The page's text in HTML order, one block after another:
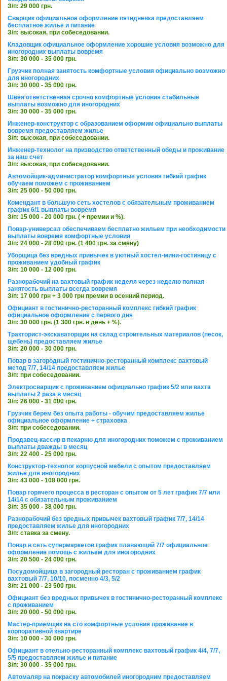
З/п: 29 000 грн.
Сварщик официальное оформление пятидневка предоставляем
бесплатное жилье и питание
З/п: высокая, при собеседовании.
Кладовщик официальное оформление хорошие условия возможно для
иногородних выплаты вовремя
З/п: 30 000 - 35 000 грн.
Грузчик полная занятость комфортные условия официально возможно
для иногородних
З/п: 30 000 - 35 000 грн.
Швея ответственная срочно комфортные условия стабильные
выплаты возможно для иногородних
З/п: 30 000 - 35 000 грн.
Инженер-конструктор с образованием оформим официально выплаты
вовремя предоставляем жилье
З/п: высокая, при собеседовании.
Инженер-технолог на призводство ответственный обеды и проживание
за наш счет
З/п: высокая, при собеседовании.
Автомойщик-администратор комфортные условия гибкий график
обучаем поможем с проживанием
З/п: 25 000 - 50 000 грн.
Комендант в большую сеть хостелов с обязательным проживанием
график 6/1 выплаты вовремя
З/п: 15 000 - 20 000 грн. ( + премии и %).
Повар-универсал обеспечиваем бесплатно жильем при необходимости
выплаты вовремя комфортные условия
З/п: 24 000 - 28 000 грн. (1 400 грн. за смену)
Уборщица без вредных привычек в уютный хостел-мини-гостиницу с
проживанием удобный график
З/п: 10 000 - 12 000 грн.
Разнорабочий на вахтовый график неделя через неделю полная
занятость выплаты всегда вовремя
З/п: 17 000 грн + 3 000 грн премии в осенний период.
Официант в гостинично-ресторанный комплекс гибкий график
официальное оформление с первого дня
З/п: 30 000 грн. (1 300 грн. в день + %).
Тракторист-экскаваторщик на склад строительных материалов (песок,
щебень) предоставляем жилье
З/п: 20 000 - 30 000 грн.
Повар в загородный гостинично-ресторанный комплекс вахтовый
метод 7/7, 14/14 предоставляем жилье
З/п: при собеседовании.
Электросварщик с проживанием официально график 5/2 или вахта
выплаты 2 раза в месяц
З/п: 26 000 - 31 000 грн.
Грузчик берем без опыта работы - обучим предоставляем жилье
официальное оформление + страховка
З/п: при собеседовании.
Продавец-кассир в пекарню для иногородних поможем с проживанием
выплаты дважды в месяц
З/п: 22 400 - 25 000 грн.
Конструктор-технолог корпусной мебели с опытом предоставляем
жилье для иногородних
З/п: 43 000 - 108 000 грн.
Повар горячего процесса в ресторан с опытом от 5 лет график 7/7 или
14/14 с обязательным проживанием
З/п: 35 000 - 38 000 грн.
Разнорабочий без вредных привычек вахтовый график 7/7, 14/14
предоставляем жилье для иногородних
З/п: ставка за смену.
Повар в сеть супермаркетов график плавающий 7/7 официальное
оформление помощь с жильем для иногородних
З/п: 20 500 - 24 000 грн.
Посудомойщица в загородный ресторан с проживанием график
вахтовый 7/7, 10/10, посменно 4/3, 5/2
З/п: 21 000 - 23 500 грн.
Официант без вредных привычек в гостинично-ресторанный комплекс
с проживанием
З/п: 20 000 - 50 000 грн.
Мастер-приемщик на сто комфортные условия проживание в
корпоративной квартире
З/п: 10 000 - 30 000 грн.
Официант в отельно-ресторанный комплекс вахтовый график 4/4, 7/7,
5/5 предоставляем жилье и питание
З/п: 30 000 - 35 000 грн.
Автомаляр на покраску автомобилей иногородним предоставляем